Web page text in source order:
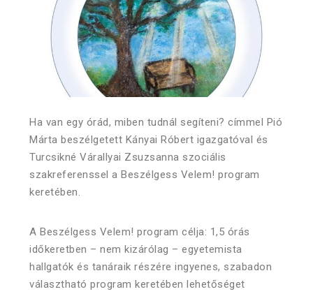
Ha van egy órád, miben tudnál segíteni? címmel Pió
Márta beszélgetett Kányai Róbert igazgatóval és
Turcsikné Várallyai Zsuzsanna szociális
szakreferenssel a Beszélgess Velem! program
keretében.
A Beszélgess Velem! program célja: 1,5 órás
időkeretben – nem kizárólag – egyetemista
hallgatók és tanáraik részére ingyenes, szabadon
választható program keretében lehetőséget